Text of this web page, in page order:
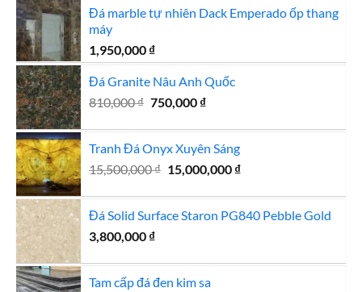
Đá marble tự nhiên Dack Emperado ốp thang
máy
1,950,000 ₫
Đá Granite Nâu Anh Quốc
810,000₫ Giá
810,000 ₫.
750,000 ₫Giá
là:
750,000 ₫.
Tranh Đá Onyx Xuyên Sáng
15,500,000₫ Giá
15,500,000 ₫.
15,000,000 ₫Giá
là:
Đá Solid Surface Staron PG840 Pebble Gold
3,800,000 ₫
Tam cấp đá đen kim sa